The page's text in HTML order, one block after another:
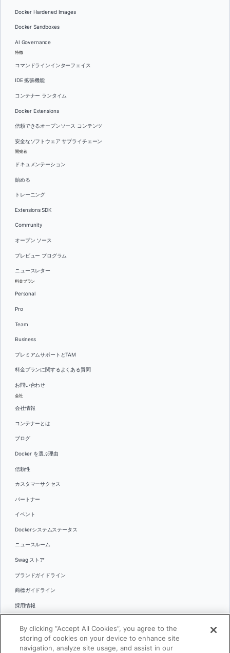
Docker Hardened Images
Docker Sandboxes
AI Governance
特徴
コマンドラインインターフェイス
IDE 拡張機能
コンテナー ランタイム
Docker Extensions
信頼できるオープンソース コンテンツ
安全なソフトウェア サプライチェーン
開発者
ドキュメンテーション
始める
トレーニング
Extensions SDK
Community
オープン ソース
プレビュー プログラム
ニュースレター
料金プラン
Personal
Pro
Team
Business
プレミアムサポートとTAM
料金プランに関するよくある質問
お問い合わせ
会社
会社情報
コンテナーとは
ブログ
Docker を選ぶ理由
信頼性
カスタマーサクセス
パートナー
イベント
Dockerシステムステータス
ニュースルーム
Swag ストア
ブランドガイドライン
商標ガイドライン
採用情報
言語By clicking “Accept All Cookies”, you agree to the
storing of cookies on your device to enhance site
navigation, analyze site usage, and assist in our